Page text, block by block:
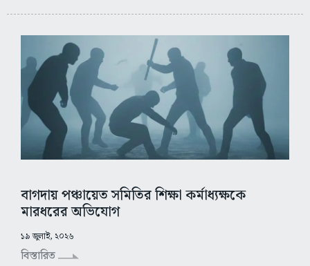
বাগদায় পঞ্চায়েত সমিতির শিক্ষা কর্মাধ্যক্ষকে
মারধরের অভিযোগ
১৯ জুলাই, ২০২৬
বিস্তারিত